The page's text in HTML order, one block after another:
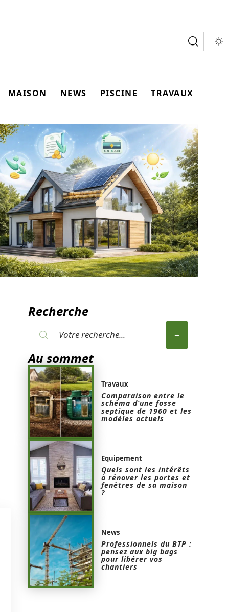
MAISON NEWS PISCINE TRAVAUX
Recherche
Au sommet
Travaux
Comparaison entre le
schéma d’une fosse
septique de 1960 et les
modèles actuels
Equipement
Quels sont les intérêts
à rénover les portes et
fenêtres de sa maison
?
News
Professionnels du BTP :
pensez aux big bags
pour libérer vos
chantiers